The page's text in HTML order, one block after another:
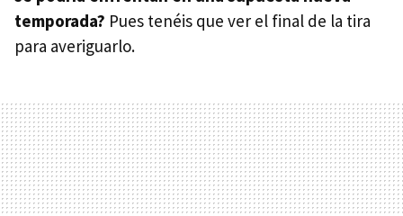
temporada? Pues tenéis que ver el final de la tira
para averiguarlo.